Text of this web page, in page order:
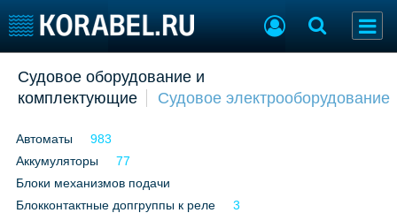
Судостроение
Новости
Компании
Репутация
Работа
Торговая площадка
Изделия
Материалы
Судовое оборудование и
комплектующие
Судовое электрооборудование
Автоматы
983
Аккумуляторы
77
Блоки механизмов подачи
Блокконтактные допгруппы к реле
3